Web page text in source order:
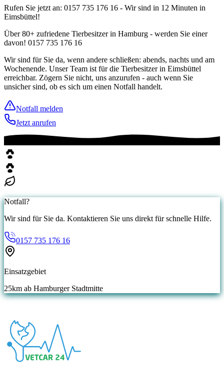
Rufen Sie jetzt an: 0157 735 176 16 - Wir sind in 12 Minuten in
Eimsbüttel!
Über 80+ zufriedene Tierbesitzer in Hamburg - werden Sie einer
davon! 0157 735 176 16
Wir sind für Sie da, wenn andere schließen: abends, nachts und am
Wochenende. Unser Team ist für die Tierbesitzer in Eimsbüttel
erreichbar. Zögern Sie nicht, uns anzurufen - auch wenn Sie
unsicher sind, ob es sich um einen Notfall handelt.
Notfall melden
Jetzt anrufen
Notfall?
Wir sind für Sie da. Kontaktieren Sie uns direkt für schnelle Hilfe.
0157 735 176 16
Einsatzgebiet
25km ab Hamburger Stadtmitte